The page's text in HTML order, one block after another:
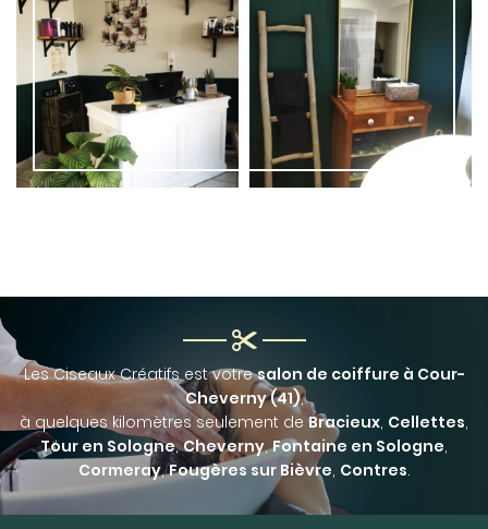
Contact
RDV
INSCRIPTION
Rejoignez-
Les Ciseaux Créatifs est votresalon de coiffure à Cour-
Cheverny (41),
à quelques kilomètres seulement deBracieux, Cellettes,
Tour en Sologne,Cheverny,Fontaine en Sologne,
Cormeray,Fougères sur Bièvre, Contres.